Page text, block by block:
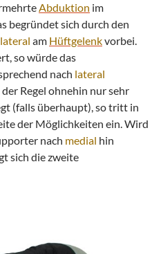
Abduktion im
begründet sich durch den
lateral am Hüftgelenkvorbei.
so würde das
nach lateral
Regel ohnehin nur sehr
(falls überhaupt), so tritt in
der Möglichkeiten ein. Wird
nach medial hin
sich die zweite